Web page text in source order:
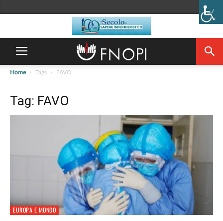
Home Tags FAVO
Tag: FAVO
EUROPA E MONDO